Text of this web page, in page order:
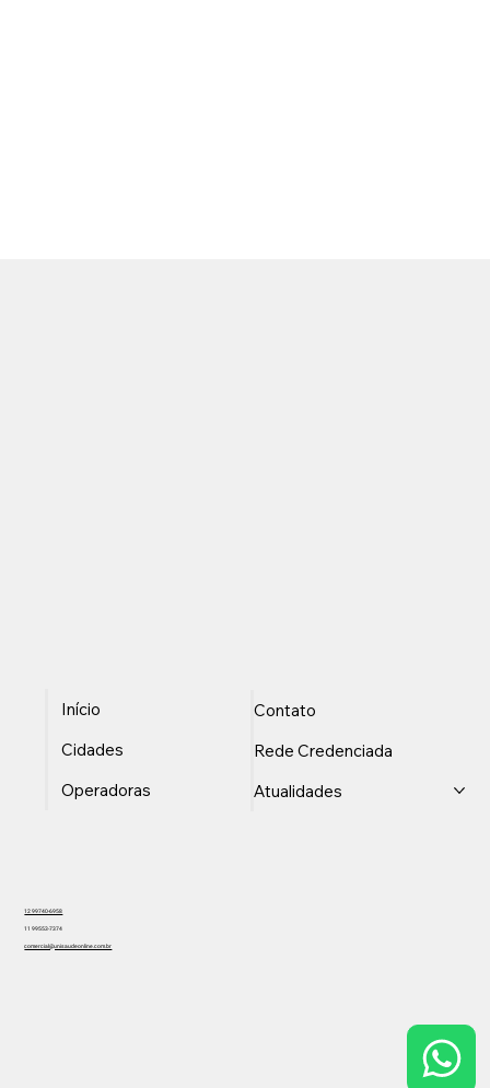
Início
Cidades
Operadoras
Contato
Rede Credenciada
Atualidades
12 99740-6958
11 99553-7374
comercial@unisaudeonline.com.br